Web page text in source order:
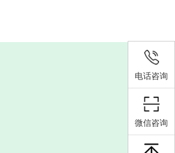
电话咨询
微信咨询